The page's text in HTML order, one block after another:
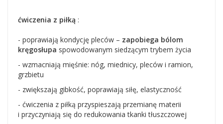
ćwiczenia z piłką :
- poprawiają kondycję pleców – zapobiega bólom
kręgosłupa spowodowanym siedzącym trybem życia
- wzmacniają mięśnie: nóg, miednicy, pleców i ramion,
grzbietu
- zwiększają gibkość, poprawiają siłę, elastyczność
- ćwiczenia z piłką przyspieszają przemianę materii
i przyczyniają się do redukowania tkanki tłuszczowej